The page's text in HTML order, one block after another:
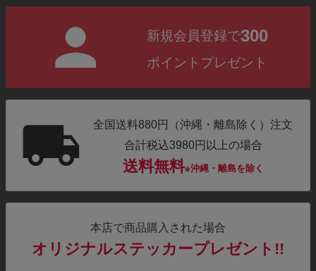
新規会員登録で300
ポイントプレゼント
全国送料880円（沖縄・離島除く）注文
合計税込3980円以上の場合
送料無料※沖縄・離島を除く
本店で商品購入された場合
オリジナルステッカープレゼント!!